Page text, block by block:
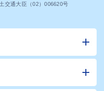
交通大臣（02）006620号